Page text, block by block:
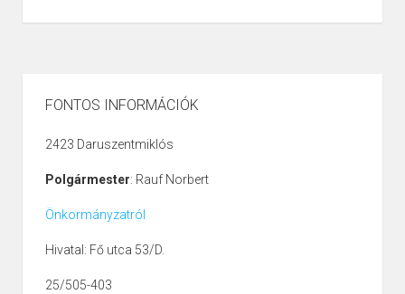
FONTOS INFORMÁCIÓK
2423 Daruszentmiklós
Polgármester: Rauf Norbert
Önkormányzatról
Hivatal: Fő utca 53/D.
25/505-403